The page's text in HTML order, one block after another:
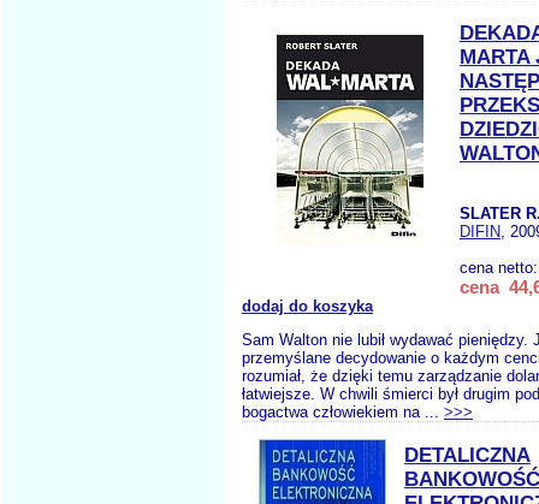
MARTA
SLATER
DIFIN,
cena
cena
dodaj do koszyka
Sam Walton nie lubił wydawać pieniędzy.
przemyślane decydowanie o każdym
rozumiał, że dzięki temu zarządzanie
łatwiejsze. W chwili śmierci był drugim
bogactwa człowiekiem na ... >>>
DETALICZNA
BANKOWOŚĆ